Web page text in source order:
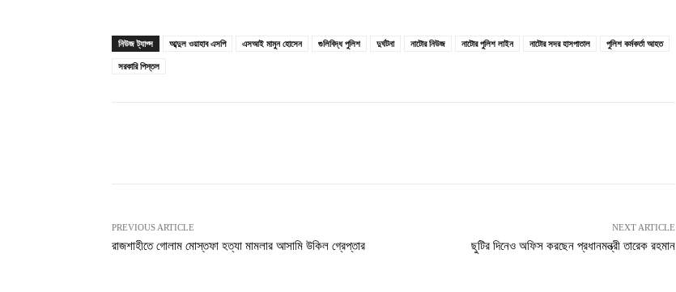
নিউজ ট্যাগ্স আব্দুল ওয়াহাব এসপি এসআই মামুন হোসেন গুলিবিদ্ধ পুলিশ দুর্ঘটনা নাটোর নিউজ নাটোর পুলিশ লাইন নাটোর সদর হাসপাতাল
পুলিশ কর্মকর্তা আহত
সরকারি পিস্তল
PREVIOUS ARTICLE
রাজশাহীতে গোলাম মোস্তফা হত্যা মামলার আসামি উকিল গ্রেপ্তার
NEXT ARTICLE
ছুটির দিনেও অফিস করছেন প্রধানমন্ত্রী তারেক রহমান